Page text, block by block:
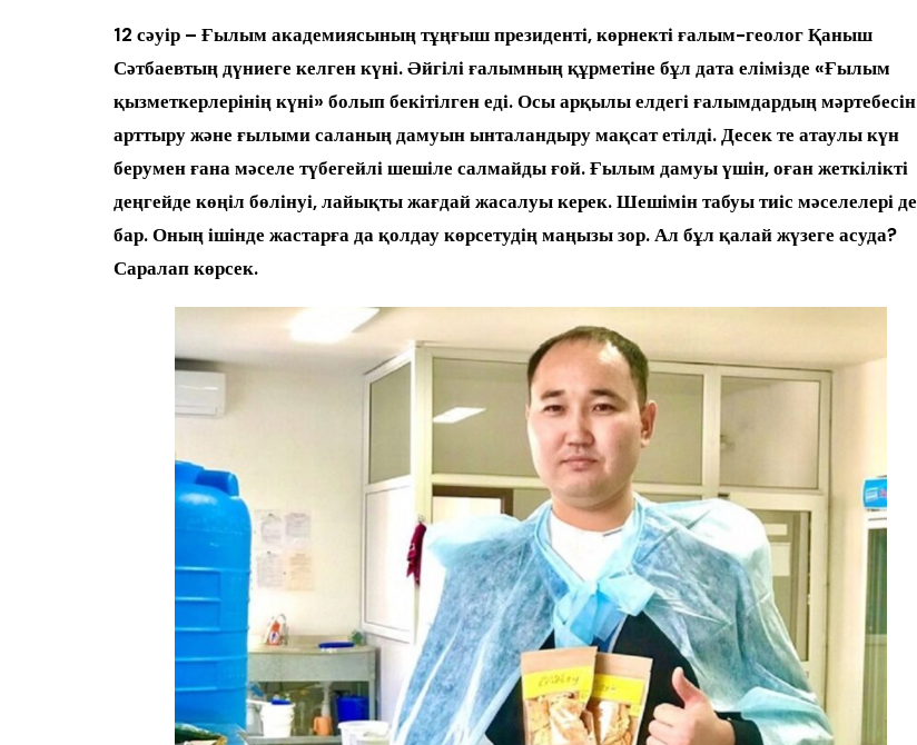
12 сәуір – Ғылым академиясының тұңғыш президенті, көрнекті ғалым-геолог Қаныш
Сәтбаевтың дүниеге келген күні. Әйгілі ғалымның құрметіне бұл дата елімізде «Ғылым
қызметкерлерінің күні» болып бекітілген еді. Осы арқылы елдегі ғалымдардың мәртебесін
арттыру және ғылыми саланың дамуын ынталандыру мақсат етілді. Десек те атаулы күн
берумен ғана мәселе түбегейлі шешіле салмайды ғой. Ғылым дамуы үшін, оған жеткілікті
деңгейде көңіл бөлінуі, лайықты жағдай жасалуы керек. Шешімін табуы тиіс мәселелері де
бар. Оның ішінде жастарға да қолдау көрсетудің маңызы зор. Ал бұл қалай жүзеге асуда?
Саралап көрсек.